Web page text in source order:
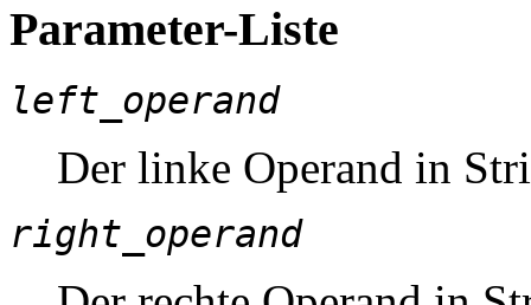
Parameter-Liste
left_operand
Der linke Operand in
right_operand